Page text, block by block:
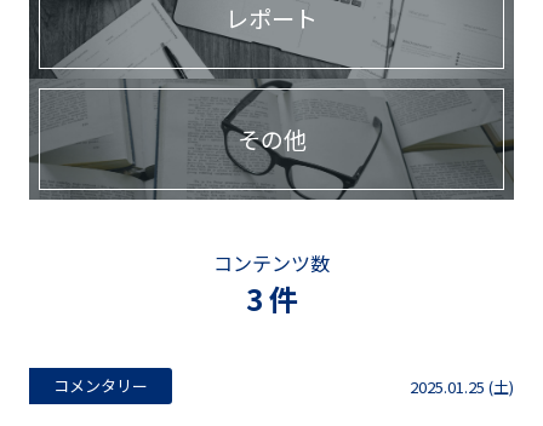
レポート
その他
コンテンツ数
3 件
コメンタリー 2025.01.25 (土)